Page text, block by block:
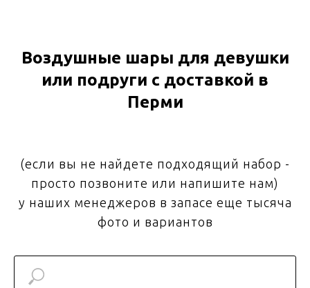
Воздушные шары для девушки
или подруги с доставкой в
Перми
(если вы не найдете подходящий набор -
просто позвоните или напишите нам)
у наших менеджеров в запасе еще тысяча
фото и вариантов